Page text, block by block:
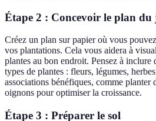
Étape 2 : Concevoir le plan
Créez un plan sur papier où vous
vos plantations. Cela vous aidera à
plantes au bon endroit. Pensez à inclure
types de plantes : fleurs, légumes,
associations bénéfiques, comme planter
oignons pour optimiser la croissance.
Étape 3 : Préparer le sol